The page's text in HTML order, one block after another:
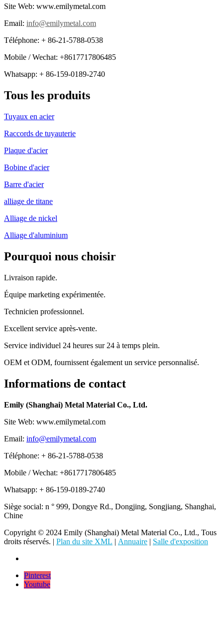
Site Web: www.emilymetal.com
Email: info@emilymetal.com
Téléphone: + 86-21-5788-0538
Mobile / Wechat: +8617717806485
Whatsapp: + 86-159-0189-2740
Tous les produits
Tuyaux en acier
Raccords de tuyauterie
Plaque d'acier
Bobine d'acier
Barre d'acier
alliage de titane
Alliage de nickel
Alliage d'aluminium
Pourquoi nous choisir
Livraison rapide.
Équipe marketing expérimentée.
Technicien professionnel.
Excellent service après-vente.
Service individuel 24 heures sur 24 à temps plein.
OEM et ODM, fournissent également un service personnalisé.
Informations de contact
Emily (Shanghai) Metal Material Co., Ltd.
Site Web: www.emilymetal.com
Email: info@emilymetal.com
Téléphone: + 86-21-5788-0538
Mobile / Wechat: +8617717806485
Whatsapp: + 86-159-0189-2740
Siège social: n ° 999, Dongye Rd., Dongjing, Songjiang, Shanghai,
Chine
Copyright © 2024 Emily (Shanghai) Metal Material Co., Ltd., Tous
droits réservés. | Plan du site XML | Annuaire | Salle d'exposition
Pinterest
Youtube